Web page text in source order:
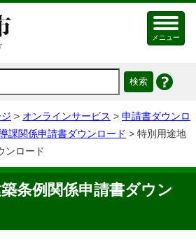
メニュー
> オンラインサービス > 申請書ダウンロ
課関係申請書ダウンロード > 特別用途地
ンロード
条例関係申請書ダウン